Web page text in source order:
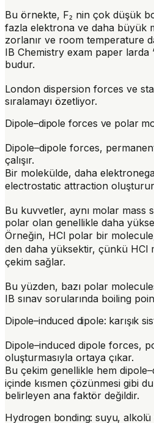
Bu örnekte, F₂ nin çok düşük
fazla elektrona ve daha büyük
zorlanır ve room temperature
IB Chemistry exam paper
budur.
London dispersion forces ve
sıralamayı özetliyor.
Dipole–dipole forces ve polar
Dipole–dipole forces,
çalışır.
Bir molekülde, daha
electrostatic attraction
Bu kuvvetler, aynı molar mass
polar olan genellikle daha
Örneğin, HCl polar bir
den daha yüksektir, çünkü HCl
çekim sağlar.
Bu yüzden, bazı polar
IB sınav sorularında boiling
Dipole–induced dipole: karışık
Dipole–induced dipole forces,
oluşturmasıyla ortaya çıkar.
Bu çekim genellikle hem
içinde kısmen çözünmesi gibi
belirleyen ana faktör değildir.
Hydrogen bonding: suyu,